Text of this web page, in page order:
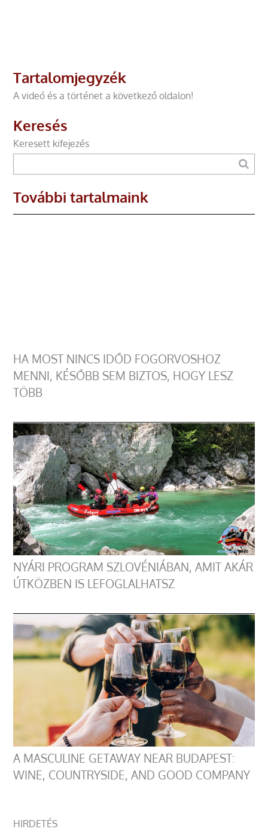
Tartalomjegyzék
A videó és a történet a következő oldalon!
Keresés
Keresett kifejezés
További tartalmaink
HA MOST NINCS IDŐD FOGORVOSHOZ
MENNI, KÉSŐBB SEM BIZTOS, HOGY LESZ
TÖBB
NYÁRI PROGRAM SZLOVÉNIÁBAN, AMIT AKÁR
ÚTKÖZBEN IS LEFOGLALHATSZ
A MASCULINE GETAWAY NEAR BUDAPEST:
WINE, COUNTRYSIDE, AND GOOD COMPANY
HIRDETÉS